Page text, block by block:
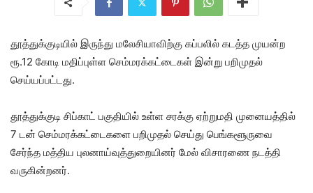
தூத்துக்குடியில் இருந்து மலேசியாவிற்கு கப்பலில் கடத்த முயன்ற
ரூ.12 கோடி மதிப்புள்ள செம்மரக்கட்டைகள் இன்று பறிமுதல்
செய்யப்பட்டது.
தூத்துக்குடி சிப்காட் பகுதியில் உள்ள சரக்கு ஏற்றுமதி முனையத்தில்
7 டன் செம்மரக்கட்டைகளை பறிமுதல் செய்து பெங்களூருவை
சேர்ந்த மத்திய புலனாய்வுத்துறையினர் மேல் விசாரணை நடத்தி
வருகின்றனர்.